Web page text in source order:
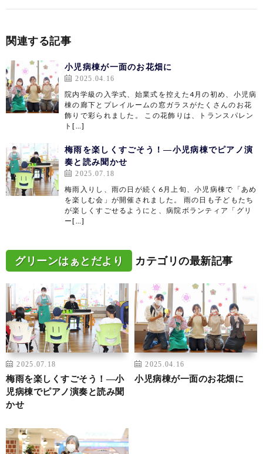
関連する記事
小児病棟が一面のお花畑に
2025.04.16
院内学級の入学式、始業式を控えた4月の初め、小児病
棟の廊下とプレイルームの窓ガラスがたくさんのお花
飾りで彩られました。 この花飾りは、トランスパレン
ト[…]
梅雨を楽しくすごそう！―小児病棟でピアノ演
奏と読み聞かせ
2025.07.18
梅雨入りし、雨の日が続く6月上旬、小児病棟で「あめ
を楽しむ会」が開催されました。 雨の日も子どもたち
が楽しくすごせるようにと、病院ボランティア「グリ
ー[…]
グリーンはぁとだより カテゴリの最新記事
2025.07.18
梅雨を楽しくすごそう！―小
児病棟でピアノ演奏と読み聞
かせ
2025.04.16
小児病棟が一面のお花畑に